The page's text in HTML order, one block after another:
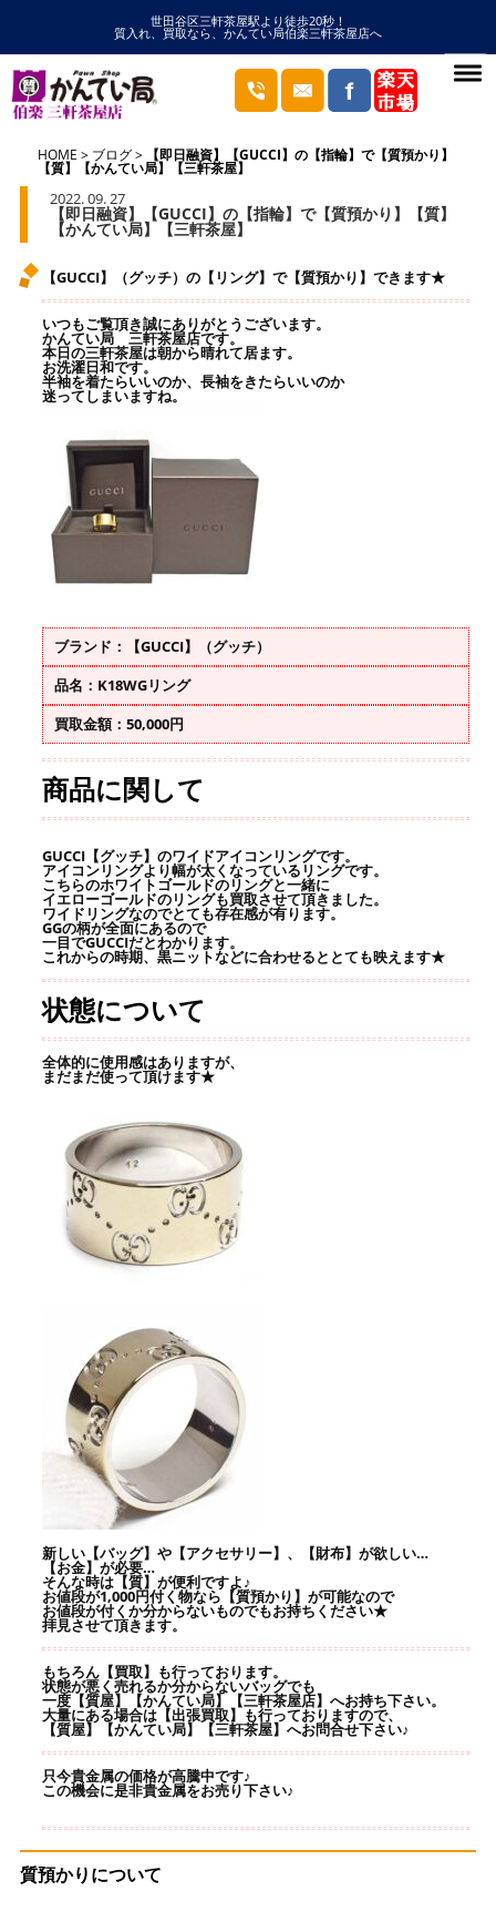
世田谷区三軒茶屋駅より徒歩20秒！
質入れ、買取なら、かんてい局伯楽三軒茶屋店へ
HOME ブログ 【即日融資】【GUCCI】の【指輪】で【質預かり】
【質】【かんてい局】【三軒茶屋】
2022. 09. 27
【即日融資】【GUCCI】の【指輪】で【質預かり】【質】
【かんてい局】【三軒茶屋】
【GUCCI】（グッチ）の【リング】で【質預かり】できます★
いつもご覧頂き誠にありがとうございます。
かんてい局 三軒茶屋店です。
本日の三軒茶屋は朝から晴れて居ます。
お洗濯日和です。
半袖を着たらいいのか、長袖をきたらいいのか
迷ってしまいますね。
ブランド：【GUCCI】（グッチ）
品名：K18WGリング
買取金額：50,000円
商品に関して
GUCCI【グッチ】のワイドアイコンリングです。
アイコンリングより幅が太くなっているリングです。
こちらのホワイトゴールドのリングと一緒に
イエローゴールドのリングも買取させて頂きました。
ワイドリングなのでとても存在感が有ります。
GGの柄が全面にあるので
一目でGUCCIだとわかります。
これからの時期、黒ニットなどに合わせるととても映えます★
状態について
全体的に使用感はありますが、
まだまだ使って頂けます★
新しい【バッグ】や【アクセサリー】、【財布】が欲しい…
【お金】が必要…
そんな時は【質】が便利ですよ♪
お値段が1,000円付く物なら【質預かり】が可能なので
お値段が付くか分からないものでもお持ちください★
拝見させて頂きます。
もちろん【買取】も行っております。
状態が悪く売れるか分からないバッグでも
一度【質屋】【かんてい局】【三軒茶屋店】へお持ち下さい。
大量にある場合は【出張買取】も行っておりますので、
【質屋】【かんてい局】【三軒茶屋】へお問合せ下さい♪
只今貴金属の価格が高騰中です♪
この機会に是非貴金属をお売り下さい♪
質預かりについて